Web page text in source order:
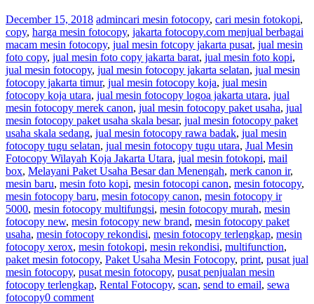
December 15, 2018 admincari mesin fotocopy, cari mesin fotokopi,
copy, harga mesin fotocopy, jakarta fotocopy.com menjual berbagai
macam mesin fotocopy, jual mesin fotcopy jakarta pusat, jual mesin
foto copy, jual mesin foto copy jakarta barat, jual mesin foto kopi,
jual mesin fotocopy, jual mesin fotocopy jakarta selatan, jual mesin
fotocopy jakarta timur, jual mesin fotocopy koja, jual mesin
fotocopy koja utara, jual mesin fotocopy logoa jakarta utara, jual
mesin fotocopy merek canon, jual mesin fotocopy paket usaha, jual
mesin fotocopy paket usaha skala besar, jual mesin fotocopy paket
usaha skala sedang, jual mesin fotocopy rawa badak, jual mesin
fotocopy tugu selatan, jual mesin fotocopy tugu utara, Jual Mesin
Fotocopy Wilayah Koja Jakarta Utara, jual mesin fotokopi, mail
box, Melayani Paket Usaha Besar dan Menengah, merk canon ir,
mesin baru, mesin foto kopi, mesin fotocopi canon, mesin fotocopy,
mesin fotocopy baru, mesin fotocopy canon, mesin fotocopy ir
5000, mesin fotocopy multifungsi, mesin fotocopy murah, mesin
fotocopy new, mesin fotocopy new brand, mesin fotocopy paket
usaha, mesin fotocopy rekondisi, mesin fotocopy terlengkap, mesin
fotocopy xerox, mesin fotokopi, mesin rekondisi, multifunction,
paket mesin fotocopy, Paket Usaha Mesin Fotocopy, print, pusat jual
mesin fotocopy, pusat mesin fotocopy, pusat penjualan mesin
fotocopy terlengkap, Rental Fotocopy, scan, send to email, sewa
fotocopy0 comment